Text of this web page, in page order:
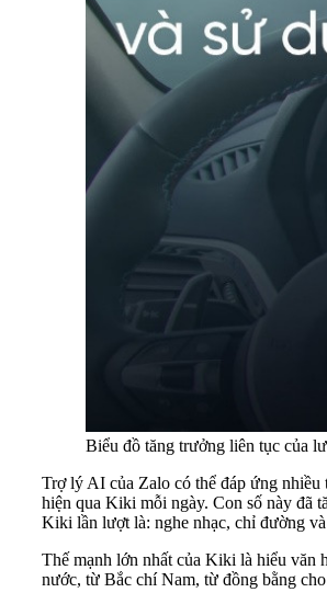
Biểu đồ tăng trưởng liên tục của
Trợ lý AI của Zalo có thể đáp ứng nhiều
hiện qua Kiki mỗi ngày. Con số này đã
Kiki lần lượt là: nghe nhạc, chỉ đường
Thế mạnh lớn nhất của Kiki là hiểu văn
nước, từ Bắc chí Nam, từ đồng bằng